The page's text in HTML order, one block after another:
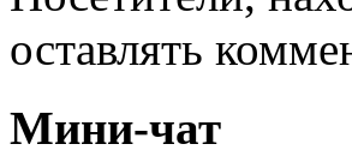
оставлять
Мини-чат